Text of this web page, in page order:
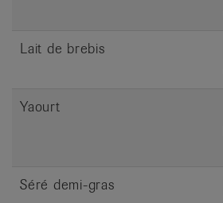
Lait de brebis
Yaourt
Séré demi-gras